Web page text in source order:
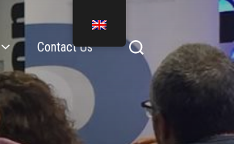
Contact Us